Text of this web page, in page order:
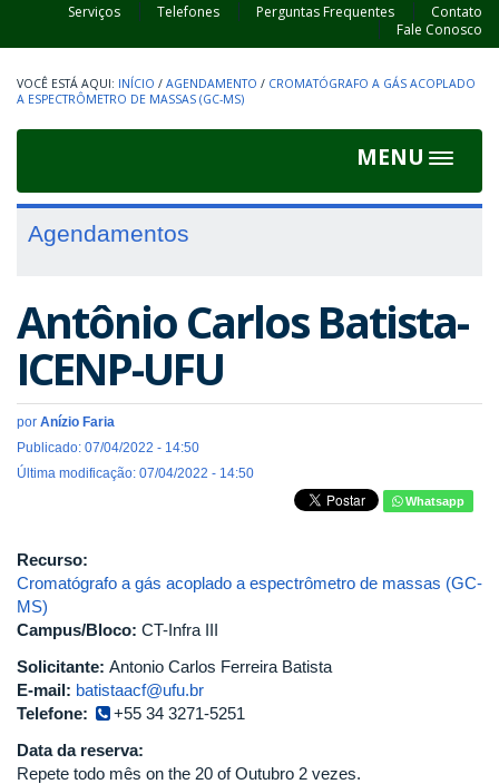
Serviços Telefones Perguntas Frequentes
Contato
Fale Conosco
INÍCIO / AGENDAMENTO / CROMATÓGRAFO A GÁS ACOPLADO
A ESPECTRÔMETRO DE MASSAS (GC-MS)
MENU
Toggle
Agendamentos
Antônio Carlos Batista-
ICENP-UFU
por Anízio Faria
Publicado: 07/04/2022 - 14:50
Última modificação: 07/04/2022 - 14:50
Whatsapp
Recurso:
Cromatógrafo a gás acoplado a espectrômetro de massas (GC-
MS)
Campus/Bloco: CT-Infra III
Solicitante: Antonio Carlos Ferreira Batista
E-mail: batistaacf@ufu.br
Telefone:
+55 34 3271-5251
Data da reserva:
Repete todo mês on the 20 of Outubro 2 vezes.